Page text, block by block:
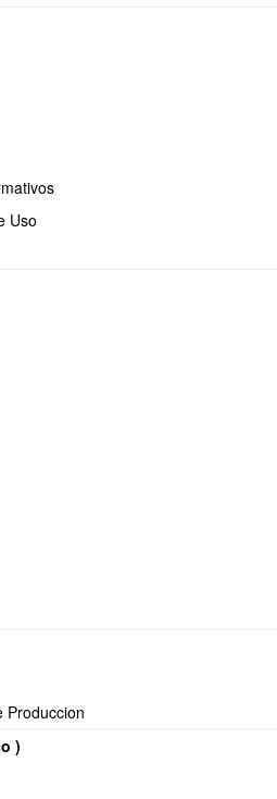
Uso
Produccion
)
OBUMA ERP
de ordenes de flete desde la
full / avanzado
2).
3).